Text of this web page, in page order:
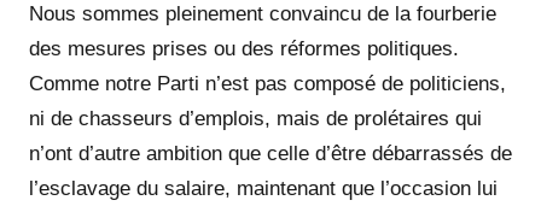
Nous sommes pleinement convaincu de la fourberie
des mesures prises ou des réformes politiques.
Comme notre Parti n’est pas composé de politiciens,
ni de chasseurs d’emplois, mais de prolétaires qui
n’ont d’autre ambition que celle d’être débarrassés de
l’esclavage du salaire, maintenant que l’occasion lui